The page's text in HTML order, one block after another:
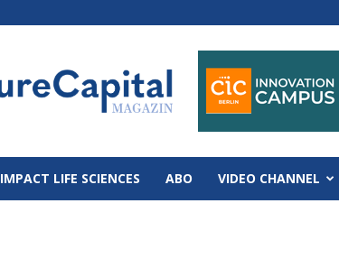
IMPACT LIFE SCIENCES ABO VIDEO CHANNEL